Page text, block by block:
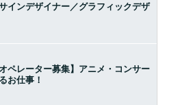
インデザイナー／グラフィックデザ
ペレーター募集】アニメ・コンサー
お仕事！